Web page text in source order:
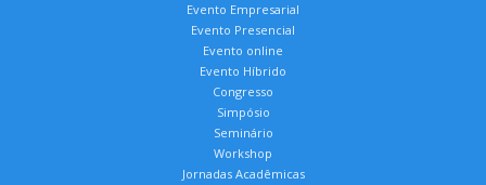
Evento Empresarial
Evento Presencial
Evento online
Evento Híbrido
Congresso
Simpósio
Seminário
Workshop
Jornadas Acadêmicas